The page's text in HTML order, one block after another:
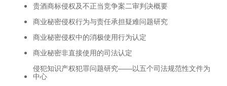
贵酒商标侵权及不正当竞争案二审判决概要
商业秘密侵权行为与责任承担疑难问题研究
商业秘密侵权中的消极使用行为认定
商业秘密非直接使用的司法认定
侵犯知识产权犯罪问题研究——以五个司法规范性文件为
中心